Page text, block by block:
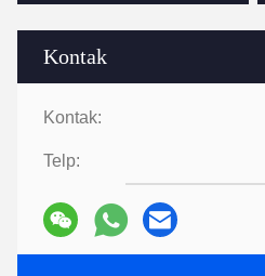
Kontak
Kontak:
Telp: